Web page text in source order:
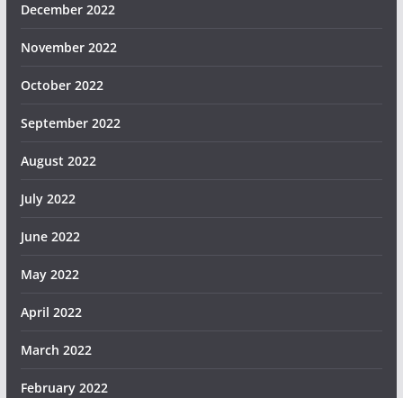
December 2022
November 2022
October 2022
September 2022
August 2022
July 2022
June 2022
May 2022
April 2022
March 2022
February 2022